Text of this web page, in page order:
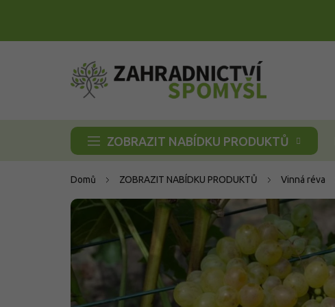
ZOBRAZIT NABÍDKU PRODUKTŮ
Domů ZOBRAZIT NABÍDKU PRODUKTŮ Vinná réva